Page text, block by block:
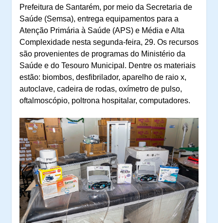
Prefeitura de Santarém, por meio da Secretaria de
Saúde (Semsa), entrega equipamentos para a
Atenção Primária à Saúde (APS) e Média e Alta
Complexidade nesta segunda-feira, 29. Os recursos
são provenientes de programas do Ministério da
Saúde e do Tesouro Municipal. Dentre os materiais
estão: biombos, desfibrilador, aparelho de raio x,
autoclave, cadeira de rodas, oxímetro de pulso,
oftalmoscópio, poltrona hospitalar, computadores.